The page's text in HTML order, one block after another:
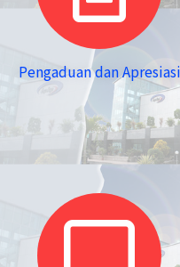
Pengaduan dan Apresiasi